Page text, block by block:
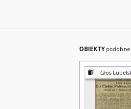
OBIEKTY podobne
Głos